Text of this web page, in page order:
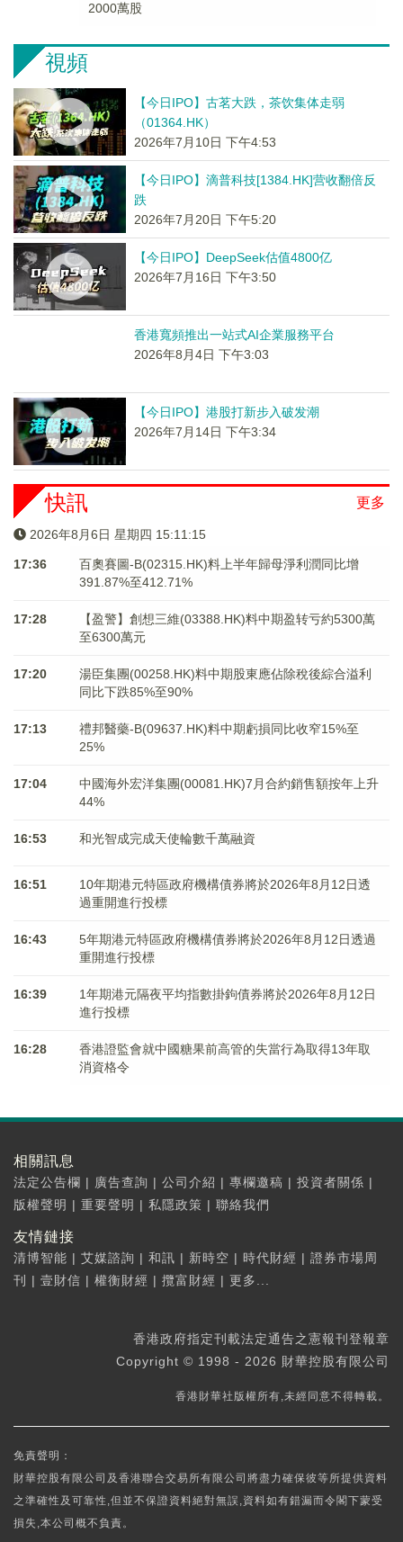
2000萬股
視頻
【今日IPO】古茗大跌，茶饮集体走弱
（01364.HK）
2026年7月10日 下午4:53
【今日IPO】滴普科技[1384.HK]营收翻倍反
跌
2026年7月20日 下午5:20
【今日IPO】DeepSeek估值4800亿
2026年7月16日 下午3:50
香港寬頻推出一站式AI企業服務平台
2026年8月4日 下午3:03
【今日IPO】港股打新步入破发潮
2026年7月14日 下午3:34
更多
快訊
2026年8月6日 星期四 15:11:15
17:36
百奧賽圖-B(02315.HK)料上半年歸母淨利潤同比增
391.87%至412.71%
17:28
【盈警】創想三維(03388.HK)料中期盈转亏約5300萬
至6300萬元
17:20
湯臣集團(00258.HK)料中期股東應佔除稅後綜合溢利
同比下跌85%至90%
17:13
禮邦醫藥-B(09637.HK)料中期虧損同比收窄15%至
25%
17:04
中國海外宏洋集團(00081.HK)7月合約銷售額按年上升
44%
16:53 和光智成完成天使輪數千萬融資
16:51
10年期港元特區政府機構債券將於2026年8月12日透
過重開進行投標
16:43
5年期港元特區政府機構債券將於2026年8月12日透過
重開進行投標
16:39
1年期港元隔夜平均指數掛鉤債券將於2026年8月12日
進行投標
16:28
香港證監會就中國糖果前高管的失當行為取得13年取
消資格令
相關訊息
法定公告欄 | 廣告查詢 | 公司介紹 | 專欄邀稿 | 投資者關係 |
版權聲明 | 重要聲明 | 私隱政策 | 聯絡我們
友情鏈接
清博智能 | 艾媒諮詢 | 和訊 | 新時空 | 時代財經 | 證券市場周
刊
| 壹財信 | 權衡財經 | 攬富財經 | 更多...
香港政府指定刊載法定通告之憲報刊登報章
Copyright © 1998 - 2026 財華控股有限公司
香港財華社版權所有,未經同意不得轉載。
免責聲明：
財華控股有限公司及香港聯合交易所有限公司將盡力確保彼等所提供資料
之準確性及可靠性,但並不保證資料絕對無誤,資料如有錯漏而令閣下蒙受
損失,本公司概不負責。